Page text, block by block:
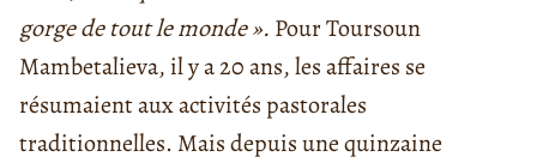
gorge de tout le monde ». Pour Toursoun
Mambetalieva, il y a 20 ans, les affaires se
résumaient aux activités pastorales
traditionnelles. Mais depuis une quinzaine